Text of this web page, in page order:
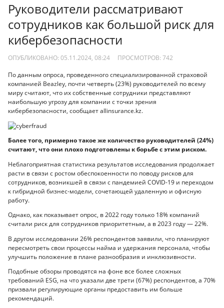
Руководители рассматривают
сотрудников как большой риск для
кибербезопасности
ОПУБЛИКОВАНО: 05.11.2024, 08:24 ПРОСМОТРОВ: 742
По данным опроса, проведенного специализированной страховой
компанией Beazley, почти четверть (23%) руководителей по всему
миру считают, что их собственные сотрудники представляют
наибольшую угрозу для компании с точки зрения
кибербезопасности, сообщает allinsurance.kz.
Более того, примерно такое же количество руководителей (24%)
считают, что они плохо подготовлены к борьбе с этим риском.
Неблагоприятная статистика результатов исследования продолжает
расти в связи с ростом обеспокоенности по поводу рисков для
сотрудников, возникшей в связи с пандемией COVID-19 и переходом
к гибридной бизнес-модели, сочетающей удаленную и офисную
работу.
Однако, как показывает опрос, в 2022 году только 18% компаний
считали риск для сотрудников приоритетным, а в 2023 году — 22%.
В другом исследовании 26% респондентов заявили, что планируют
пересмотреть свои процессы найма и удержания персонала, чтобы
улучшить положение в плане разнообразия и инклюзивности.
Подобные обзоры проводятся на фоне все более сложных
требований ESG, на что указали две трети (67%) респондентов, а 70%
призвали регулирующие органы предоставить им больше
рекомендаций.